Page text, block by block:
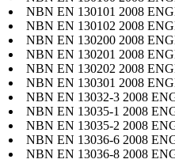
NBN EN 130101 2008
NBN EN 130102 2008
NBN EN 130200 2008
NBN EN 130201 2008
NBN EN 130202 2008
NBN EN 130301 2008
NBN EN 13032-3 2008
NBN EN 13035-1 2008
NBN EN 13035-2 2008
NBN EN 13036-6 2008
NBN EN 13036-8 2008